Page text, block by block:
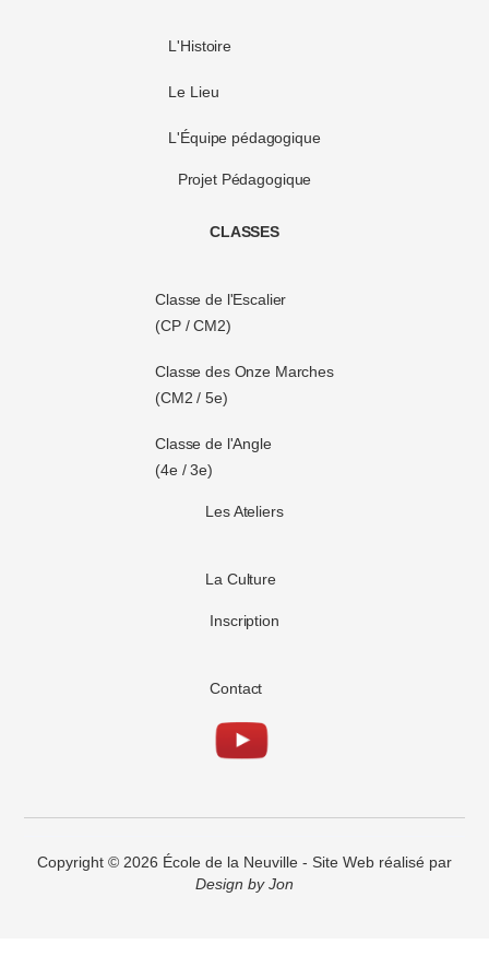
L'Histoire
Le Lieu
L'Équipe pédagogique
Projet Pédagogique
CLASSES
Classe de l'Escalier
(CP / CM2)
Classe des Onze Marches
(CM2 / 5e)
Classe de l'Angle
(4e / 3e)
Les Ateliers
La Culture
Inscription
Contact
Copyright © 2026 École de la Neuville - Site Web réalisé par
Design by Jon